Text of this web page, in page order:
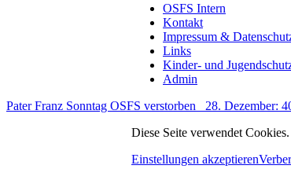
OSFS Intern
Kontakt
Impressum &
Links
Kinder- und
Admin
Pater Franz Sonntag OSFS verstorben
28. Dezember:
Diese Seite verwendet Cookies.
Einstellungen akzeptieren